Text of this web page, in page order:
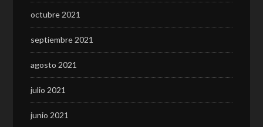
octubre 2021
septiembre 2021
agosto 2021
julio 2021
junio 2021